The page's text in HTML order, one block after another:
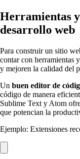
Herramientas
desarrollo web
Para construir un sitio
contar con herramientas
y mejoren la calidad del
Un buen editor de
código de manera
Sublime Text y Atom
que potencian la
Ejemplo: Extensiones